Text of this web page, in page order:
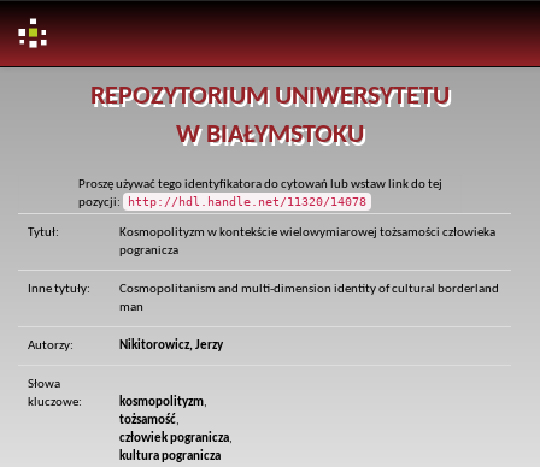
REPOZYTORIUM UNIWERSYTETU
W BIAŁYMSTOKU
Proszę używać tego identyfikatora do cytowań lub wstaw link do tej
pozycji:
http://hdl.handle.net/11320/14078
Tytuł:
Kosmopolityzm w kontekście wielowymiarowej tożsamości człowieka
pogranicza
Inne tytuły:
Cosmopolitanism and multi-dimension identity of cultural borderland
man
Autorzy: Nikitorowicz, Jerzy
Słowa
kluczowe:
kosmopolityzm,
tożsamość,
człowiek pogranicza,
kultura pogranicza